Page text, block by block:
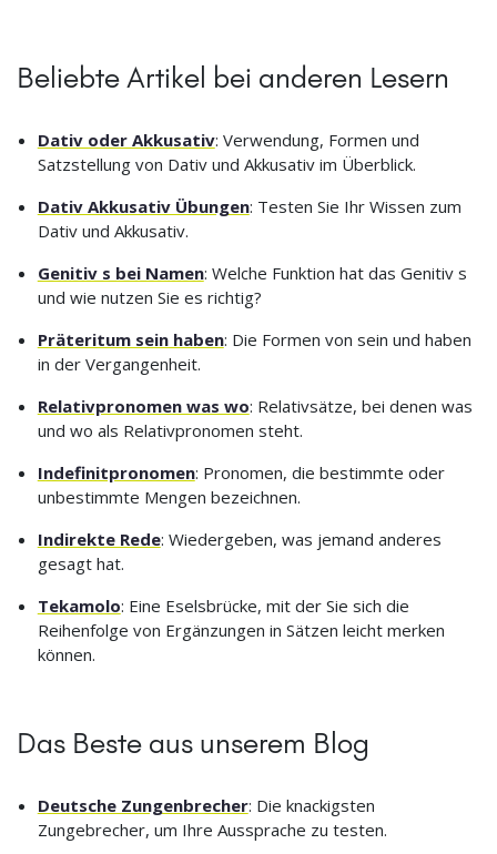
Beliebte Artikel bei anderen Lesern
Dativ oder Akkusativ: Verwendung, Formen und
Satzstellung von Dativ und Akkusativ im Überblick.
Dativ Akkusativ Übungen: Testen Sie Ihr Wissen zum
Dativ und Akkusativ.
Genitiv s bei Namen: Welche Funktion hat das Genitiv s
und wie nutzen Sie es richtig?
Präteritum sein haben: Die Formen von sein und haben
in der Vergangenheit.
Relativpronomen was wo: Relativsätze, bei denen was
und wo als Relativpronomen steht.
Indefinitpronomen: Pronomen, die bestimmte oder
unbestimmte Mengen bezeichnen.
Indirekte Rede: Wiedergeben, was jemand anderes
gesagt hat.
Tekamolo: Eine Eselsbrücke, mit der Sie sich die
Reihenfolge von Ergänzungen in Sätzen leicht merken
können.
Das Beste aus unserem Blog
Deutsche Zungenbrecher: Die knackigsten
Zungebrecher, um Ihre Aussprache zu testen.